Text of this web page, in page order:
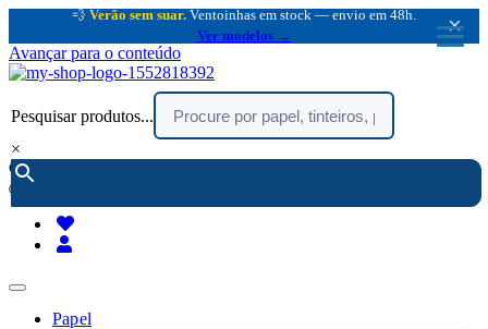
💨 Verão sem suar. Ventoinhas em stock — envio em 48h.
Ver modelos →
×
Avançar para o conteúdo
Pesquisar produtos...
×
encomendar por telefone :
(chamada rede fixa nacional)
Papel